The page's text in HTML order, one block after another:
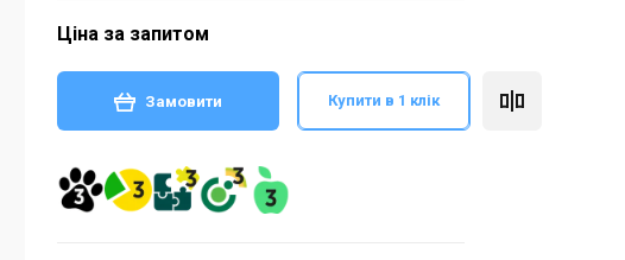
Ціна за запитом
Замовити Купити в 1 клік